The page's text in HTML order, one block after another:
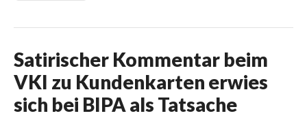
Satirischer Kommentar beim
VKI zu Kundenkarten erwies
sich bei BIPA als Tatsache